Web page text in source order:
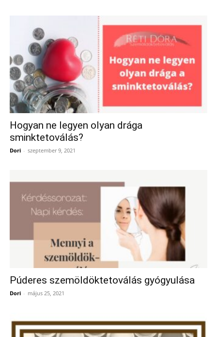
Hogyan ne legyen olyan drága
sminktetoválás?
Dori - szeptember 9, 2021
Púderes szemöldöktetoválás gyógyulása
Dori - május 25, 2021